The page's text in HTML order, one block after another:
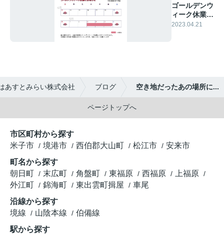
ゴールデンウ
ィーク休業の
お知らせ
2023.04.21
あすとみらい株式会社 ブログ 空き地だったあの場所に...
ページトップへ
市区町村から探す
米子市
境港市 西伯郡大山町 松江市
安来市
町名から探す
朝日町
末広町 角盤町 東福原 西福原
上福原
外江町
錦海町 東出雲町揖屋
車尾
沿線から探す
境線
山陰本線
伯備線
駅から探す